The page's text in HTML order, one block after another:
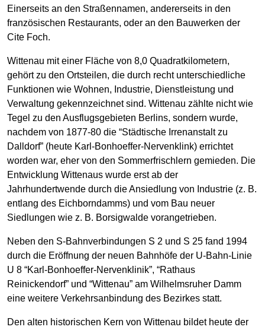
Einerseits an den Straßennamen, andererseits in den
französischen Restaurants, oder an den Bauwerken der
Cite Foch.
Wittenau mit einer Fläche von 8,0 Quadratkilometern,
gehört zu den Ortsteilen, die durch recht unterschiedliche
Funktionen wie Wohnen, Industrie, Dienstleistung und
Verwaltung gekennzeichnet sind. Wittenau zählte nicht wie
Tegel zu den Ausflugsgebieten Berlins, sondern wurde,
nachdem von 1877-80 die “Städtische Irrenanstalt zu
Dalldorf” (heute Karl-Bonhoeffer-Nervenklink) errichtet
worden war, eher von den Sommerfrischlern gemieden. Die
Entwicklung Wittenaus wurde erst ab der
Jahrhundertwende durch die Ansiedlung von Industrie (z. B.
entlang des Eichborndamms) und vom Bau neuer
Siedlungen wie z. B. Borsigwalde vorangetrieben.
Neben den S-Bahnverbindungen S 2 und S 25 fand 1994
durch die Eröffnung der neuen Bahnhöfe der U-Bahn-Linie
U 8 “Karl-Bonhoeffer-Nervenklinik”, “Rathaus
Reinickendorf” und “Wittenau” am Wilhelmsruher Damm
eine weitere Verkehrsanbindung des Bezirkes statt.
Den alten historischen Kern von Wittenau bildet heute der